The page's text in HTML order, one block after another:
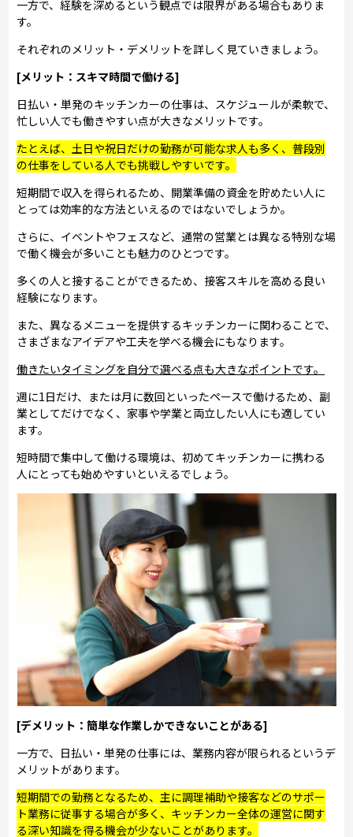
一方で、経験を深めるという観点では限界がある場合もありま
す。
それぞれのメリット・デメリットを詳しく見ていきましょう。
[メリット：スキマ時間で働ける]
日払い・単発のキッチンカーの仕事は、スケジュールが柔軟で、
忙しい人でも働きやすい点が大きなメリットです。
たとえば、土日や祝日だけの勤務が可能な求人も多く、普段別
の仕事をしている人でも挑戦しやすいです。
短期間で収入を得られるため、開業準備の資金を貯めたい人に
とっては効率的な方法といえるのではないでしょうか。
さらに、イベントやフェスなど、通常の営業とは異なる特別な場
で働く機会が多いことも魅力のひとつです。
多くの人と接することができるため、接客スキルを高める良い
経験になります。
また、異なるメニューを提供するキッチンカーに関わることで、
さまざまなアイデアや工夫を学べる機会にもなります。
働きたいタイミングを自分で選べる点も大きなポイントです。
週に1日だけ、または月に数回といったペースで働けるため、副
業としてだけでなく、家事や学業と両立したい人にも適してい
ます。
短時間で集中して働ける環境は、初めてキッチンカーに携わる
人にとっても始めやすいといえるでしょう。
[デメリット：簡単な作業しかできないことがある]
一方で、日払い・単発の仕事には、業務内容が限られるというデ
メリットがあります。
短期間での勤務となるため、主に調理補助や接客などのサポー
ト業務に従事する場合が多く、キッチンカー全体の運営に関す
る深い知識を得る機会が少ないことがあります。